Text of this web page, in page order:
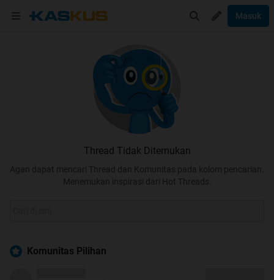
Masuk
Thread Tidak Ditemukan
Agan dapat mencari Thread dan Komunitas pada kolom pencarian.
Menemukan inspirasi dari Hot Threads.
Komunitas Pilihan